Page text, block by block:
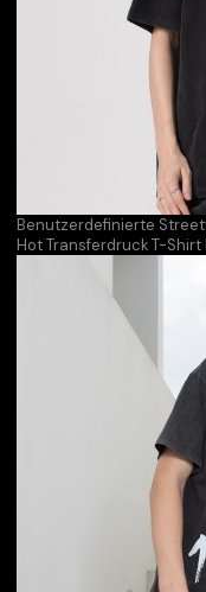
Benutzerdefinierte
Hot Transferdruck T-